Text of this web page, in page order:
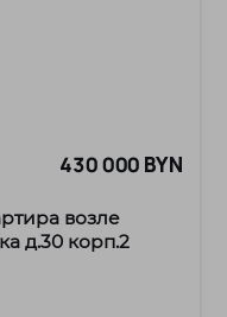
430 000 BYN
возле
д.30 корп.2